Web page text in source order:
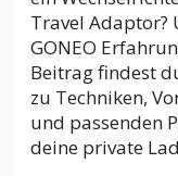
Travel Adaptor?
GONEO
Beitrag findest
zu Techniken,
und passenden
deine private